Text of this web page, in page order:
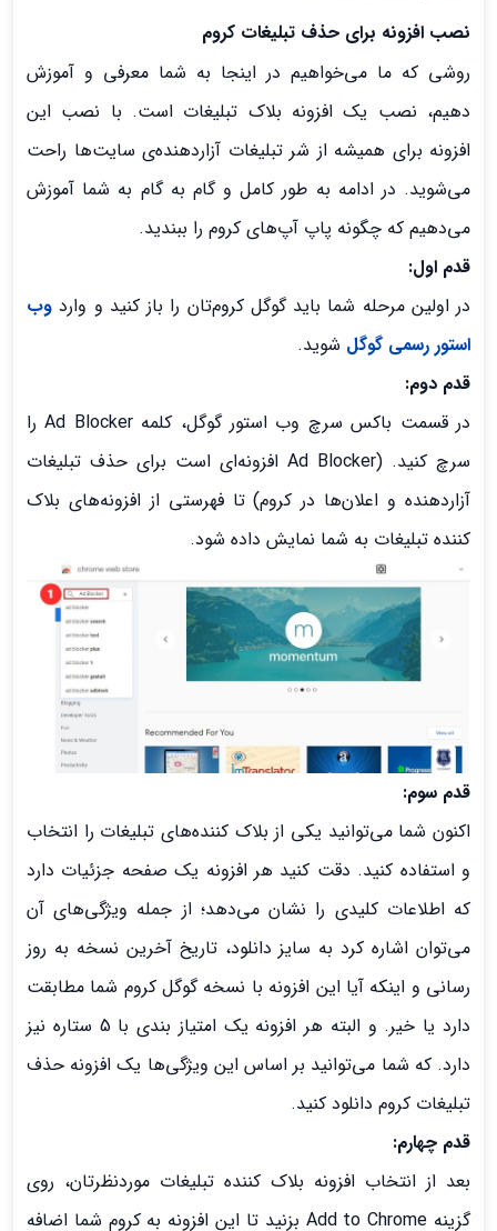
نصب افزونه برای حذف تبلیغات کروم
روشی که ما می‌خواهیم در اینجا به شما معرفی و آموزش
دهیم، نصب یک افزونه بلاک تبلیغات است. با نصب این
افزونه برای همیشه از شر تبلیغات آزاردهنده‌ی سایت‌ها راحت
می‌شوید. در ادامه به طور کامل و گام به گام به شما آموزش
می‌دهیم که چگونه پاپ آپ‌های کروم را ببندید.
قدم اول:
در اولین مرحله شما باید گوگل کروم‌تان را باز کنید و وارد وب
استور رسمی گوگل شوید.
قدم دوم:
در قسمت باکس سرچ وب استور گوگل، کلمه Ad Blocker را
سرچ کنید. (Ad Blocker افزونه‌ای است برای حذف تبلیغات
آزاردهنده و اعلان‌ها در کروم) تا فهرستی از افزونه‌های بلاک
کننده تبلیغات به شما نمایش داده شود.
قدم سوم:
اکنون شما می‌توانید یکی از بلاک کننده‌های تبلیغات را انتخاب
و استفاده کنید. دقت کنید هر افزونه یک صفحه جزئیات دارد
که اطلاعات کلیدی را نشان می‌دهد؛ از جمله ویژگی‌های آن
می‌توان اشاره کرد به سایز دانلود، تاریخ آخرین نسخه به روز
رسانی و اینکه آیا این افزونه با نسخه گوگل کروم شما مطابقت
دارد یا خیر. و البته هر افزونه یک امتیاز بندی با 5 ستاره نیز
دارد. که شما می‌توانید بر اساس این ویژگی‌ها یک افزونه حذف
تبلیغات کروم دانلود کنید.
قدم چهارم:
بعد از انتخاب افزونه بلاک کننده تبلیغات موردنظرتان، روی
گزینه Add to Chrome بزنید تا این افزونه به کروم شما اضافه